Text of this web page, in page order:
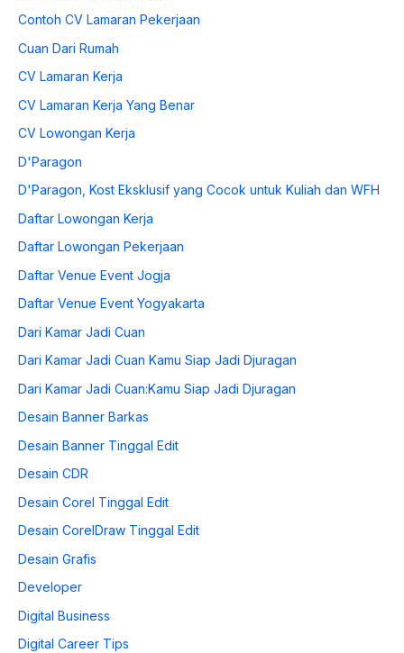
Contoh CV Lamaran Pekerjaan
Cuan Dari Rumah
CV Lamaran Kerja
CV Lamaran Kerja Yang Benar
CV Lowongan Kerja
D'Paragon
D'Paragon, Kost Eksklusif yang Cocok untuk Kuliah dan WFH
Daftar Lowongan Kerja
Daftar Lowongan Pekerjaan
Daftar Venue Event Jogja
Daftar Venue Event Yogyakarta
Dari Kamar Jadi Cuan
Dari Kamar Jadi Cuan Kamu Siap Jadi Djuragan
Dari Kamar Jadi Cuan:Kamu Siap Jadi Djuragan
Desain Banner Barkas
Desain Banner Tinggal Edit
Desain CDR
Desain Corel Tinggal Edit
Desain CorelDraw Tinggal Edit
Desain Grafis
Developer
Digital Business
Digital Career Tips